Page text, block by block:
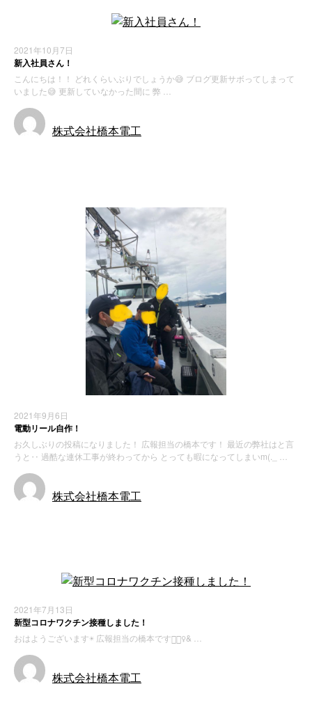
2021年10月7日
新入社員さん！
こんにちは！！ どれくらいぶりでしょうか😅 ブログ更新サボってしまって
いました😅 更新していなかった間に 弊 …
株式会社橋本電工
2021年9月6日
電動リール自作！
お久しぶりの投稿になりました！ 広報担当の橋本です！ 最近の弊社はと言
うと‥ 過酷な連休工事が終わってから とっても暇になってしまいm(._ …
株式会社橋本電工
2021年7月13日
新型コロナワクチン接種しました！
おはようございます☀ 広報担当の橋本です💁🏻‍♀️& …
株式会社橋本電工